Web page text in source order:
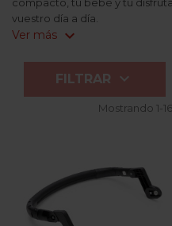
vuestro día a día.
Ver más expand_more
FILTRAR 
Mostrando 1-